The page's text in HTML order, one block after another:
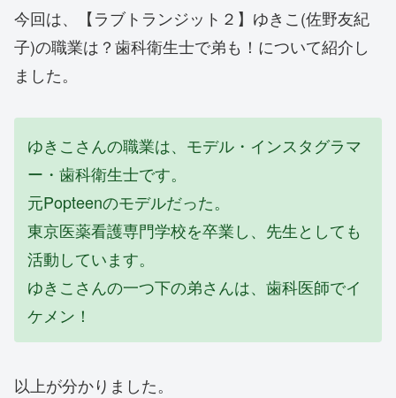
今回は、【ラブトランジット２】ゆきこ(佐野友紀
子)の職業は？歯科衛生士で弟も！について紹介し
ました。
ゆきこさんの職業は、モデル・インスタグラマ
ー・歯科衛生士です。
元Popteenのモデルだった。
東京医薬看護専門学校を卒業し、先生としても
活動しています。
ゆきこさんの一つ下の弟さんは、歯科医師でイ
ケメン！
以上が分かりました。